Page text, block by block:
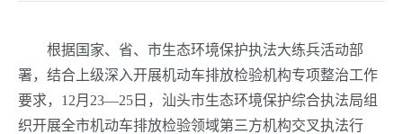
根据国家、省、市生态环境保护执法大练兵活动部
署，结合上级深入开展机动车排放检验机构专项整治工作
要求，12月23—25日，汕头市生态环境保护综合执法局组
织开展全市机动车排放检验领域第三方机构交叉执法行